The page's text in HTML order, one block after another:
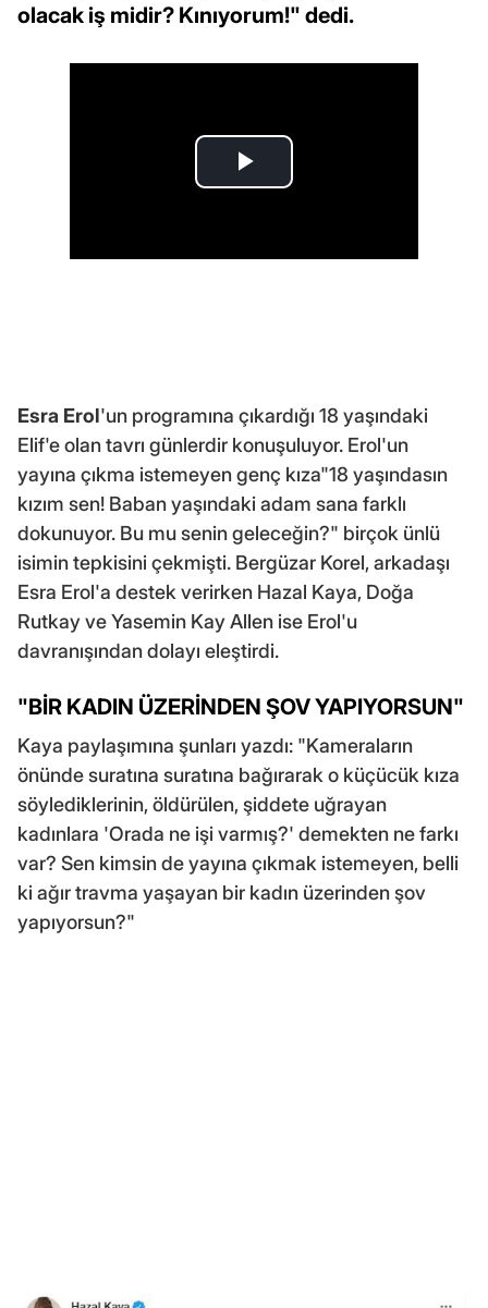
olacak iş midir? Kınıyorum!" dedi.
Esra Erol'un programına çıkardığı 18 yaşındaki
Elif'e olan tavrı günlerdir konuşuluyor. Erol'un
yayına çıkma istemeyen genç kıza"18 yaşındasın
kızım sen! Baban yaşındaki adam sana farklı
dokunuyor. Bu mu senin geleceğin?" birçok ünlü
isimin tepkisini çekmişti. Bergüzar Korel, arkadaşı
Esra Erol'a destek verirken Hazal Kaya, Doğa
Rutkay ve Yasemin Kay Allen ise Erol'u
davranışından dolayı eleştirdi.
"BİR KADIN ÜZERİNDEN ŞOV YAPIYORSUN"
Kaya paylaşımına şunları yazdı: "Kameraların
önünde suratına suratına bağırarak o küçücük kıza
söylediklerinin, öldürülen, şiddete uğrayan
kadınlara 'Orada ne işi varmış?' demekten ne farkı
var? Sen kimsin de yayına çıkmak istemeyen, belli
ki ağır travma yaşayan bir kadın üzerinden şov
yapıyorsun?"